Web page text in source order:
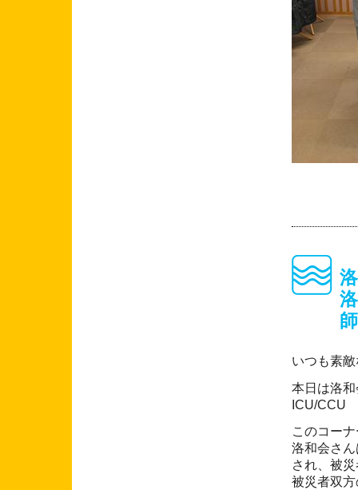
いつも素
本日は洛
ICU/CCU
このコー
洛和会さ
され、被
被災者双